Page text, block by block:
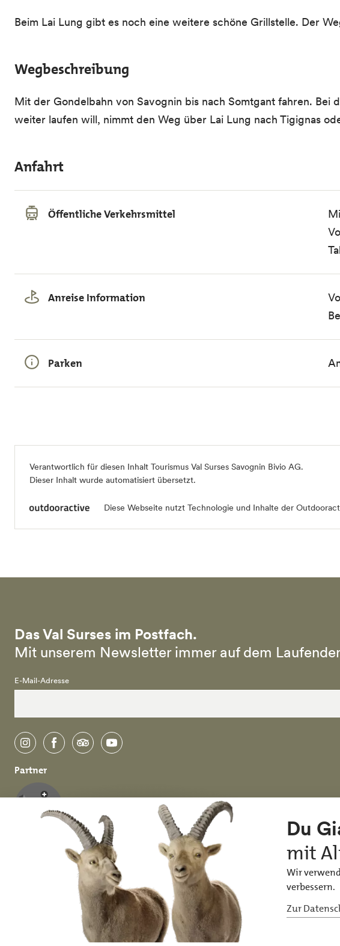
Beim Lai Lung gibt es noch eine weitere schöne Grillstelle. Der
Wegbeschreibung
Mit der Gondelbahn von Savognin bis nach Somtgant fahren.
weiter laufen will, nimmt den Weg über Lai Lung nach Tigignas
Anfahrt
Öffentliche Verkehrsmittel
Anreise Information
Parken
Verantwortlich für diesen Inhalt Tourismus Val Surses Savognin Bivio AG.
Dieser Inhalt wurde automatisiert übersetzt.
Diese Webseite nutzt Technologie und Inhalte der
Das Val Surses im Postfach.
Mit unserem Newsletter immer auf dem
E-Mail-Adresse
instagramfacebooktripadvisoryoutube
Partner
Datenschutz &
Deutsch English